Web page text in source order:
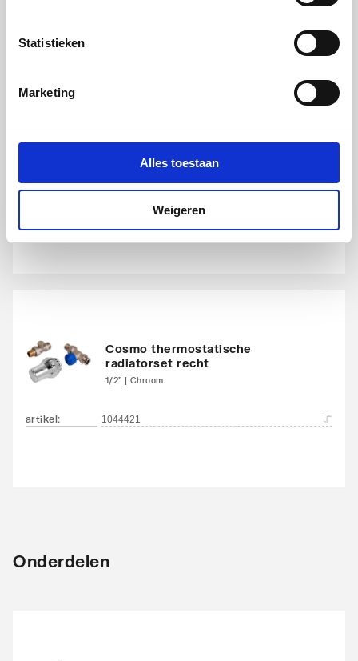
Statistieken
Marketing
Alles toestaan
Weigeren
Cosmo thermostatische
1/2" | Chroom
Cosmo thermostatische
radiatorset recht
1/2" | Chroom
artikel: 1044421
Onderdelen